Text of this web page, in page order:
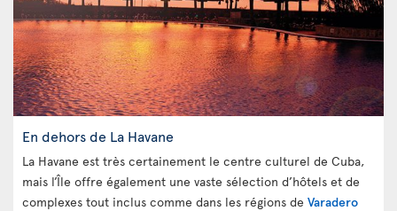
En dehors de La Havane
La Havane est très certainement le centre culturel de Cuba,
mais l’Île offre également une vaste sélection d’hôtels et de
complexes tout inclus comme dans les régions de Varadero